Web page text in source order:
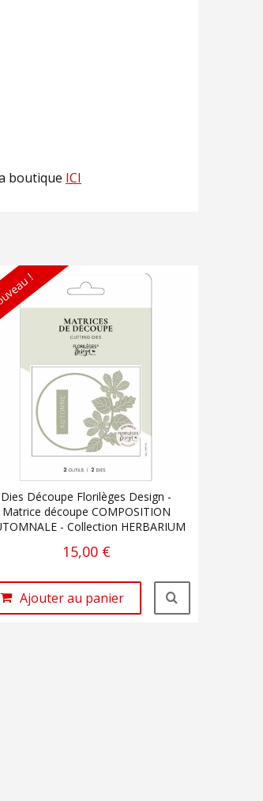
boutique ICI
!
Dies Découpe Florilèges Design -
Matrice découpe COMPOSITION
- Collection HERBARIUM
15,00 €
Ajouter au panier